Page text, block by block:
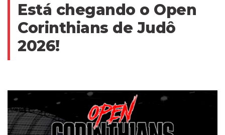
Está chegando o Open
Corinthians de Judô
2026!